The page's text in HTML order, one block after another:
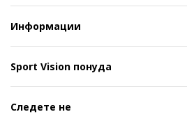
Информации
Sport Vision понуда
Следете не